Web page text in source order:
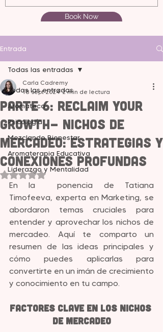
Book Now
Entrada
Todas las entradas
Aromateca
Psicología
Mezclando Bienestar
Aromaterapia Educativa
Liderazgo y Mentalidad
Todas las entradas
Parte 6: Reclaim your
Growth- Nichos de
Mercadeo: Estrategias y
Conexiones Profundas
Carla Cadremy
18 sept 2024 2 min de lectura
Obtuvo NaN de 5 estrellas.
En la  ponencia de Tatiana
Timofeeva, experta en Marketing, se
abordaron temas cruciales para
entender y aprovechar los nichos de
mercadeo. Aquí te comparto un
resumen de las ideas principales y
cómo puedes aplicarlas para
convertirte en un imán de crecimiento
y conocimiento en tu campo.
Factores Clave en los Nichos
de Mercadeo